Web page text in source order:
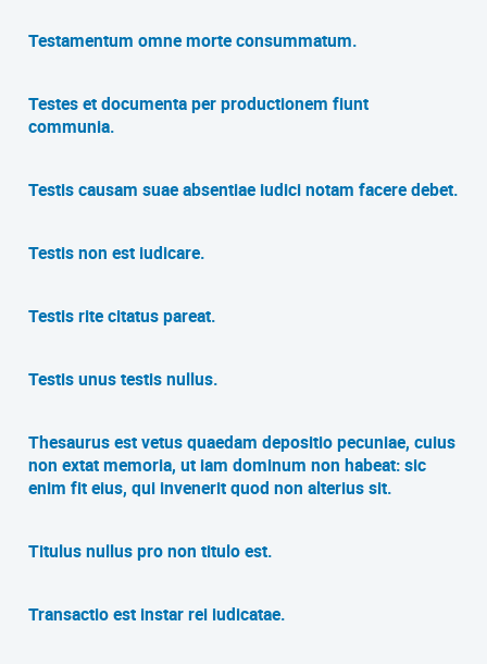
Testamentum omne morte consummatum.
Testes et documenta per productionem fiunt
communia.
Testis causam suae absentiae iudici notam facere debet.
Testis non est iudicare.
Testis rite citatus pareat.
Testis unus testis nullus.
Thesaurus est vetus quaedam depositio pecuniae, cuius
non extat memoria, ut iam dominum non habeat: sic
enim fit eius, qui invenerit quod non alterius sit.
Titulus nullus pro non titulo est.
Transactio est instar rei iudicatae.